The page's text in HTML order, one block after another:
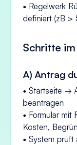
• Regelwerk
definiert (zB
Schritte
A) Antrag
• Startseite →
beantragen
• Formular mit
Kosten,
• System